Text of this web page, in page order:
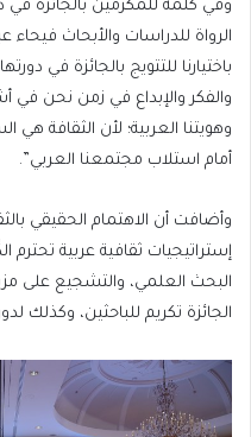
وفي كلمة للمكرمين بالجائزة في
الرواة للدراسات والأبحاث فيحاء
باختيارنا للتتويج بالجائزة في
والفكر والإبداع في زمن نحن في
وهويتنا العربية؛ لأن الثقافة
أمام استلاب مجتمعنا العربي”.
وأضافت أن الاهتمام الحقيقي
إستراتيجيات ثقافية عربية تحترم
البحث العلمي، والتشجيع على
الجائزة تكريم للباحثين، وكذلك